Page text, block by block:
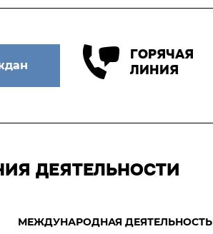
ГОРЯЧАЯ
ЛИНИЯ
ДЕЯТЕЛЬНОСТИ
МЕЖДУНАРОДНАЯ ДЕЯТЕЛЬНОСТЬ